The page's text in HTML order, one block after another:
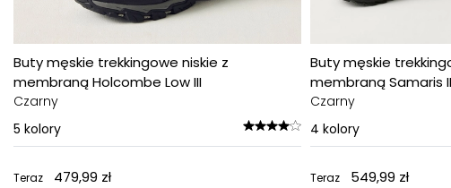
Buty męskie trekkingowe niskie z
membraną Holcombe Low III
Czarny
5 kolory
Teraz 479,99 zł
Buty męskie
membraną Samaris
Czarny
4 kolory
Teraz 549,99 zł